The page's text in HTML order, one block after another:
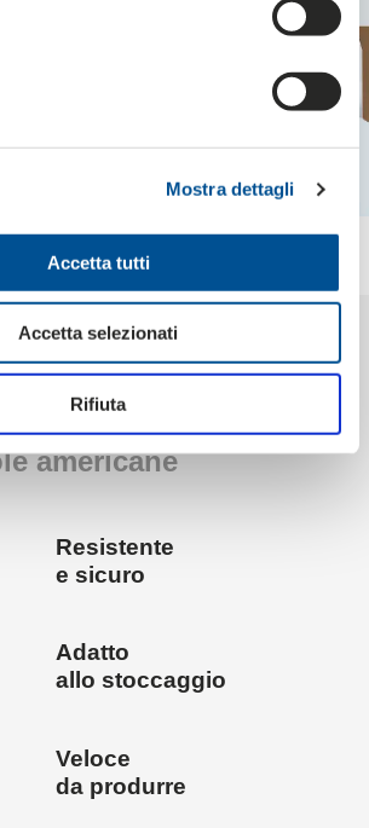
Mostra dettagli
Accetta tutti
Accetta selezionati
Rifiuta
principali
americane
Resistente
e sicuro
Adatto
allo stoccaggio
Veloce
da produrre